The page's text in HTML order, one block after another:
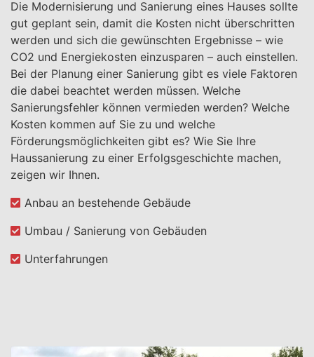
Die Modernisierung und Sanierung eines Hauses sollte
gut geplant sein, damit die Kosten nicht überschritten
werden und sich die gewünschten Ergebnisse – wie
CO2 und Energiekosten einzusparen – auch einstellen.
Bei der Planung einer Sanierung gibt es viele Faktoren
die dabei beachtet werden müssen. Welche
Sanierungsfehler können vermieden werden? Welche
Kosten kommen auf Sie zu und welche
Förderungsmöglichkeiten gibt es? Wie Sie Ihre
Haussanierung zu einer Erfolgsgeschichte machen,
zeigen wir Ihnen.
Anbau an bestehende Gebäude
Umbau / Sanierung von Gebäuden
Unterfahrungen